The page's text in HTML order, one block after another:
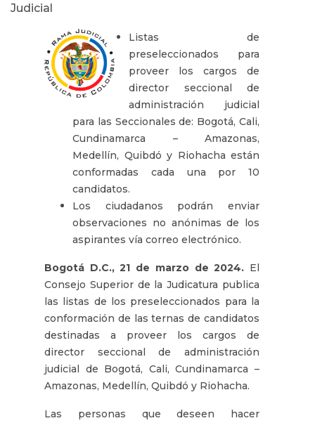
Judicial
Listas de
preseleccionados para
proveer los cargos de
director seccional de
administración judicial
para las Seccionales de: Bogotá, Cali,
Cundinamarca – Amazonas,
Medellín, Quibdó y Riohacha están
conformadas cada una por 10
candidatos.
Los ciudadanos podrán enviar
observaciones no anónimas de los
aspirantes vía correo electrónico.
Bogotá D.C., 21 de marzo de 2024. El
Consejo Superior de la Judicatura publica
las listas de los preseleccionados para la
conformación de las ternas de candidatos
destinadas a proveer los cargos de
director seccional de administración
judicial de Bogotá, Cali, Cundinamarca –
Amazonas, Medellín, Quibdó y Riohacha.
Las personas que deseen hacer